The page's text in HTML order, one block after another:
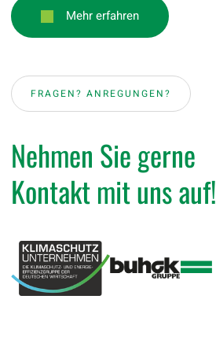
Mehr erfahren
FRAGEN? ANREGUNGEN?
Nehmen Sie gerne
Kontakt mit uns auf!